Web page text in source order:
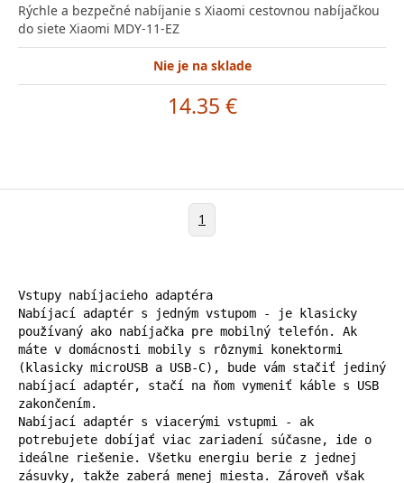
Rýchle a bezpečné nabíjanie s Xiaomi cestovnou nabíjačkou
do siete Xiaomi MDY-11-EZ
Nie je na sklade
14.35 €
1
Vstupy nabíjacieho adaptéra
Nabíjací adaptér s jedným vstupom - je klasicky
používaný ako nabíjačka pre mobilný telefón. Ak
máte v domácnosti mobily s rôznymi konektormi
(klasicky microUSB a USB-C), bude vám stačiť jediný
nabíjací adaptér, stačí na ňom vymeniť káble s USB
zakončením.
Nabíjací adaptér s viacerými vstupmi - ak
potrebujete dobíjať viac zariadení súčasne, ide o
ideálne riešenie. Všetku energiu berie z jednej
zásuvky, takže zaberá menej miesta. Zároveň však